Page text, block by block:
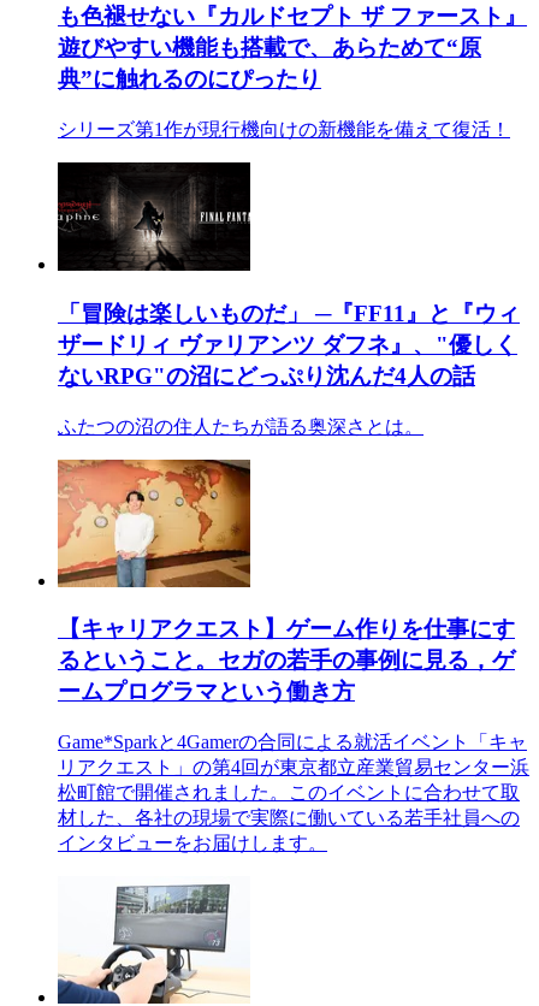
も色褪せない『カルドセプト ザ ファースト』
遊びやすい機能も搭載で、あらためて“原
典”に触れるのにぴったり
シリーズ第1作が現行機向けの新機能を備えて復活！
「冒険は楽しいものだ」 ─『FF11』と『ウィ
ザードリィ ヴァリアンツ ダフネ』、"優しく
ないRPG"の沼にどっぷり沈んだ4人の話
ふたつの沼の住人たちが語る奥深さとは。
【キャリアクエスト】ゲーム作りを仕事にす
るということ。セガの若手の事例に見る，ゲ
ームプログラマという働き方
Game*Sparkと4Gamerの合同による就活イベント「キャ
リアクエスト」の第4回が東京都立産業貿易センター浜
松町館で開催されました。このイベントに合わせて取
材した、各社の現場で実際に働いている若手社員への
インタビューをお届けします。